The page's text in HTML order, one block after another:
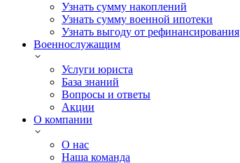
Узнать сумму накоплений
Узнать сумму военной ипотеки
Узнать выгоду от рефинансирования
Военнослужащим
Услуги юриста
База знаний
Вопросы и ответы
Акции
О компании
О нас
Наша команда